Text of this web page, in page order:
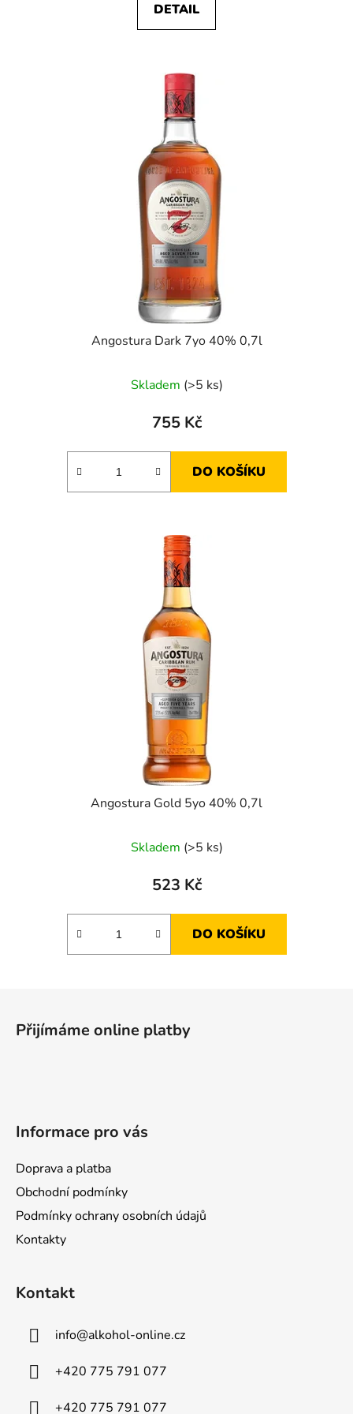
DETAIL
Angostura Dark 7yo 40% 0,7l
Skladem (>5 ks)
755 Kč
DO KOŠÍKU
Angostura Gold 5yo 40% 0,7l
Skladem (>5 ks)
523 Kč
DO KOŠÍKU
Přijímáme online platby
Informace pro vás
Doprava a platba
Obchodní podmínky
Podmínky ochrany osobních údajů
Kontakty
Kontakt
info@alkohol-online.cz
+420 775 791 077
+420 775 791 077